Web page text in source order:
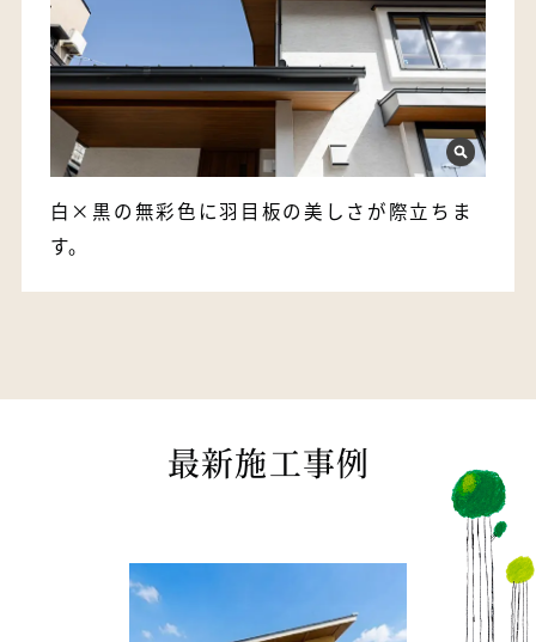
白×黒の無彩色に羽目板の美しさが際立ちま
す。
最新施工事例